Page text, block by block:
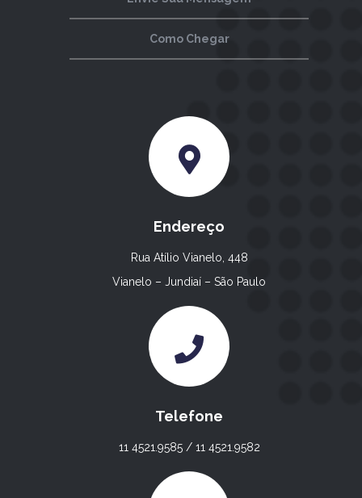
Como Chegar
Endereço
Rua Atílio Vianelo, 448
Vianelo – Jundiaí – São Paulo
Telefone
11 4521.9585 / 11 4521.9582